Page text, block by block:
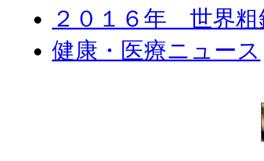
２０１６年 世界粗
健康・医療ニュース